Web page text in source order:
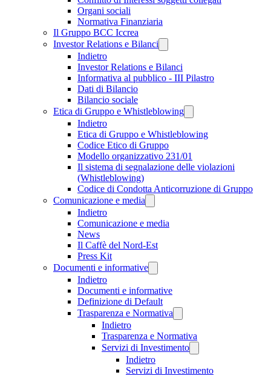
Organi sociali
Normativa Finanziaria
Il Gruppo BCC Iccrea
Investor Relations e Bilanci
Indietro
Investor Relations e Bilanci
Informativa al pubblico - III Pilastro
Dati di Bilancio
Bilancio sociale
Etica di Gruppo e Whistleblowing
Indietro
Etica di Gruppo e Whistleblowing
Codice Etico di Gruppo
Modello organizzativo 231/01
Il sistema di segnalazione delle violazioni
(Whistleblowing)
Codice di Condotta Anticorruzione di Gruppo
Comunicazione e media
Indietro
Comunicazione e media
News
Il Caffè del Nord-Est
Press Kit
Documenti e informative
Indietro
Documenti e informative
Definizione di Default
Trasparenza e Normativa
Indietro
Trasparenza e Normativa
Servizi di Investimento
Indietro
Servizi di Investimento